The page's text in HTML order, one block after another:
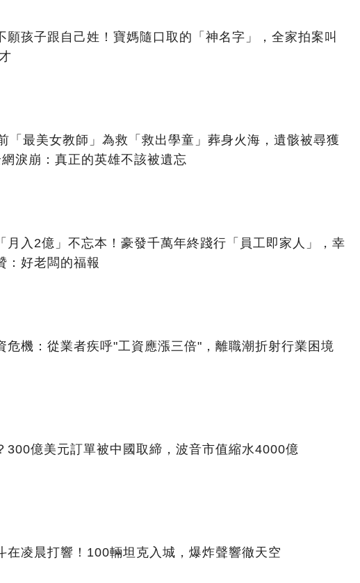
願孩子跟自己姓！寶媽隨口取的「神名字」，全家拍案叫
「最美女教師」為救「救出學童」葬身火海，遺骸被尋獲
淚崩：真正的英雄不該被遺忘
月入2億」不忘本！豪發千萬年終踐行「員工即家人」，幸
：好老闆的福報
危機：從業者疾呼"工資應漲三倍"，離職潮折射行業困境
300億美元訂單被中國取締，波音市值縮水4000億
在凌晨打響！100輛坦克入城，爆炸聲響徹天空